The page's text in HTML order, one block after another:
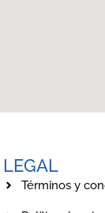
LEGAL
Términos y